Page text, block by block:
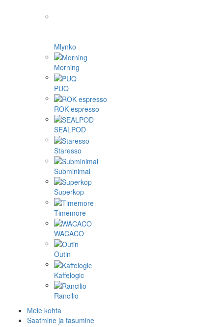
Mlynko
Morning
PUQ
ROK espresso
SEALPOD
Staresso
Subminimal
Superkop
Timemore
WACACO
Outin
Kaffelogic
Rancilio
Meie kohta
Saatmine ja tasumine